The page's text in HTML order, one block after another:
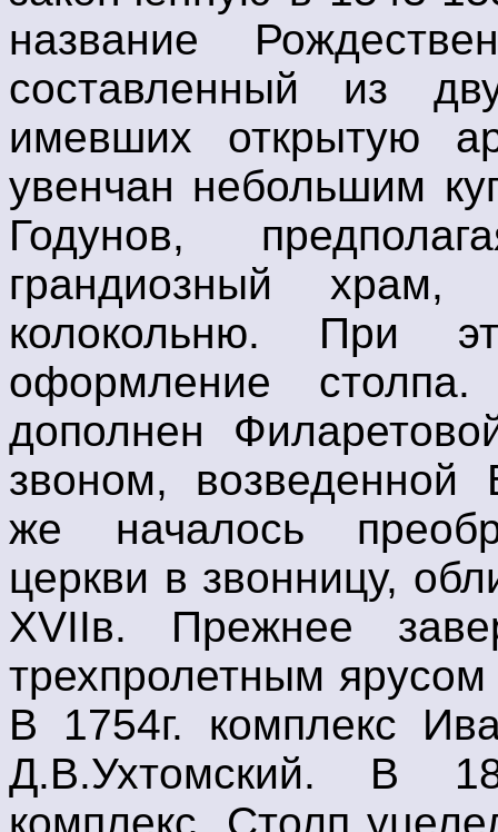
название
составленный из
имевших открытую
увенчан небольшим
Годунов,
грандиозный храм,
колокольню. При
оформление
дополнен
звоном,
же началось
церкви в звонницу,
XVIIв. Прежнее
трехпролетным
В 1754г. комплекс
Д.В.Ухтомский. В